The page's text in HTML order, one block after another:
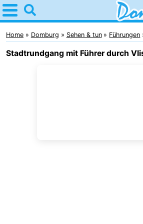
Home
Domburg
Tipps
Home Domburg Sehen & tun Führungen
Stadtrundgang mit Führer durch